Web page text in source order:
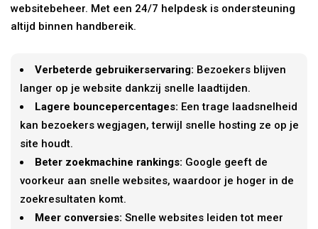
websitebeheer. Met een 24/7 helpdesk is ondersteuning
altijd binnen handbereik.
Verbeterde gebruikerservaring: Bezoekers blijven
langer op je website dankzij snelle laadtijden.
Lagere bouncepercentages: Een trage laadsnelheid
kan bezoekers wegjagen, terwijl snelle hosting ze op je
site houdt.
Beter zoekmachine rankings: Google geeft de
voorkeur aan snelle websites, waardoor je hoger in de
zoekresultaten komt.
Meer conversies: Snelle websites leiden tot meer